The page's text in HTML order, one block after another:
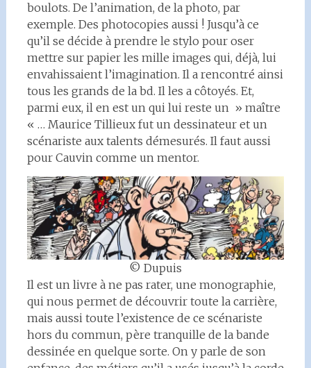
boulots. De l’animation, de la photo, par
exemple. Des photocopies aussi ! Jusqu’à ce
qu’il se décide à prendre le stylo pour oser
mettre sur papier les mille images qui, déjà, lui
envahissaient l’imagination. Il a rencontré ainsi
tous les grands de la bd. Il les a côtoyés. Et,
parmi eux, il en est un qui lui reste un » maître
« … Maurice Tillieux fut un dessinateur et un
scénariste aux talents démesurés. Il faut aussi
pour Cauvin comme un mentor.
© Dupuis
Il est un livre à ne pas rater, une monographie,
qui nous permet de découvrir toute la carrière,
mais aussi toute l’existence de ce scénariste
hors du commun, père tranquille de la bande
dessinée en quelque sorte. On y parle de son